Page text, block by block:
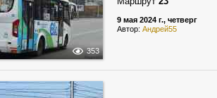
353
9 мая 2024 г., четверг
Автор: Андрей55